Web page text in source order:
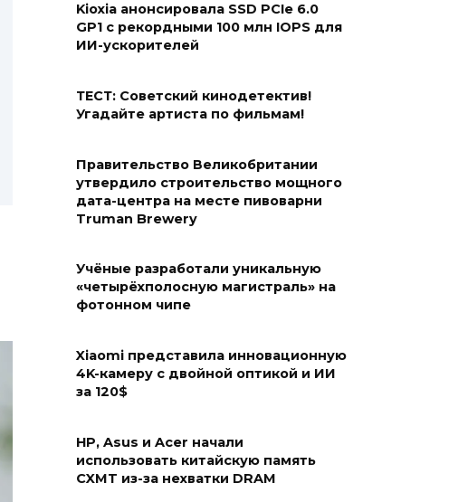
Kioxia анонсировала SSD PCIe 6.0
GP1 с рекордными 100 млн IOPS для
ИИ-ускорителей
ТЕСТ: Советский кинодетектив!
Угадайте артиста по фильмам!
Правительство Великобритании
утвердило строительство мощного
дата-центра на месте пивоварни
Truman Brewery
Учёные разработали уникальную
«четырёхполосную магистраль» на
фотонном чипе
Xiaomi представила инновационную
4K-камеру с двойной оптикой и ИИ
за 120$
HP, Asus и Acer начали
использовать китайскую память
CXMT из-за нехватки DRAM